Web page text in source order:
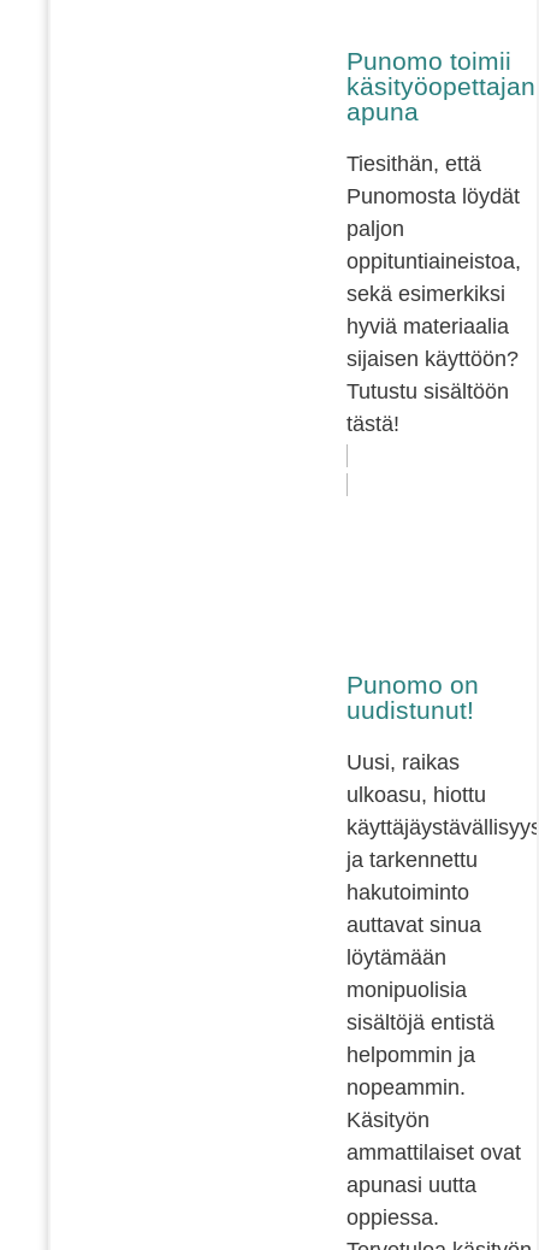
Punomo toimii
käsityöopettajan
apuna
Tiesithän, että
Punomosta löydät
paljon
oppituntiaineistoa,
sekä esimerkiksi
hyviä materiaalia
sijaisen käyttöön?
Tutustu sisältöön
tästä!
Punomo on
uudistunut!
Uusi, raikas
ulkoasu, hiottu
ja tarkennettu
hakutoiminto
auttavat sinua
löytämään
monipuolisia
sisältöjä entistä
helpommin ja
nopeammin.
Käsityön
ammattilaiset ovat
apunasi uutta
oppiessa.